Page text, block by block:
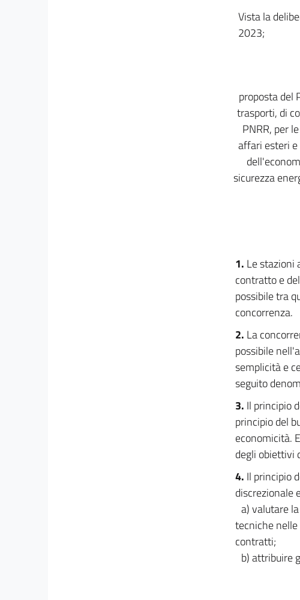
Vista la
2023;
proposta del
trasporti, di
PNRR, per
affari esteri
sicurezza
1. Le stazioni
contratto e
possibile tra
concorrenza.
2. La
possibile
semplicità e
seguito
3. Il principio
principio del
economicità.
degli obiettivi
4. Il principio
discrezionale
a) valutare
tecniche
contratti;
b) attribuire